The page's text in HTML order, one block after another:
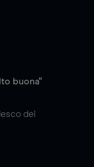
buona"
dei